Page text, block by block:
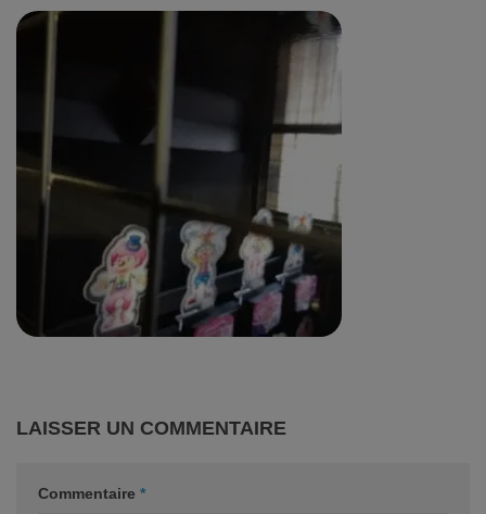
LAISSER UN COMMENTAIRE
Commentaire *